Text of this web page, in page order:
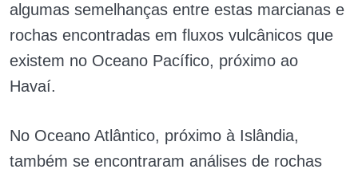
algumas semelhanças entre estas marcianas e
rochas encontradas em fluxos vulcânicos que
existem no Oceano Pacífico, próximo ao
Havaí.
No Oceano Atlântico, próximo à Islândia,
também se encontraram análises de rochas